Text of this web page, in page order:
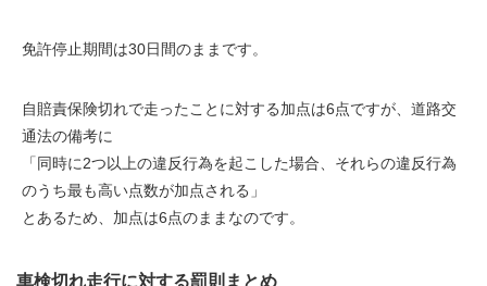
免許停止期間は30日間のままです。
自賠責保険切れで走ったことに対する加点は6点ですが、道路交
通法の備考に
「同時に2つ以上の違反行為を起こした場合、それらの違反行為
のうち最も高い点数が加点される」
とあるため、加点は6点のまま なのです。
車検切れ走行に対する罰則まとめ